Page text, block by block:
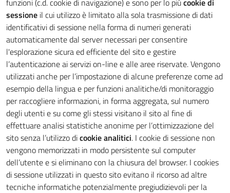
funzioni (c.d. cookie di navigazione) e sono per lo piùcookie di
sessione il cui utilizzo è limitato alla sola trasmissione di dati
identificativi di sessione nella forma di numeri generati
automaticamente dal server necessari per consentire
l'esplorazione sicura ed efficiente del sito e gestire
l’autenticazione ai servizi on-line e alle aree riservate. Vengono
utilizzati anche per l’impostazione di alcune preferenze come ad
esempio della lingua e per funzioni analitiche/di monitoraggio
per raccogliere informazioni, in forma aggregata, sul numero
degli utenti e su come gli stessi visitano il sito al fine di
effettuare analisi statistiche anonime per l’ottimizzazione del
sito senza l’utilizzo dicookie analitici. I cookie di sessione non
vengono memorizzati in modo persistente sul computer
dell’utente e si eliminano con la chiusura del browser. I cookies
di sessione utilizzati in questo sito evitano il ricorso ad altre
tecniche informatiche potenzialmente pregiudizievoli per la